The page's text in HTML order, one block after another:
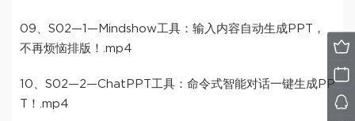
09、S02—1—Mindshow工具：输入内容自动生成PPT，
不再烦恼排版！.mp4
10、S02—2—ChatPPT工具：命令式智能对话一键生成PP
T！.mp4